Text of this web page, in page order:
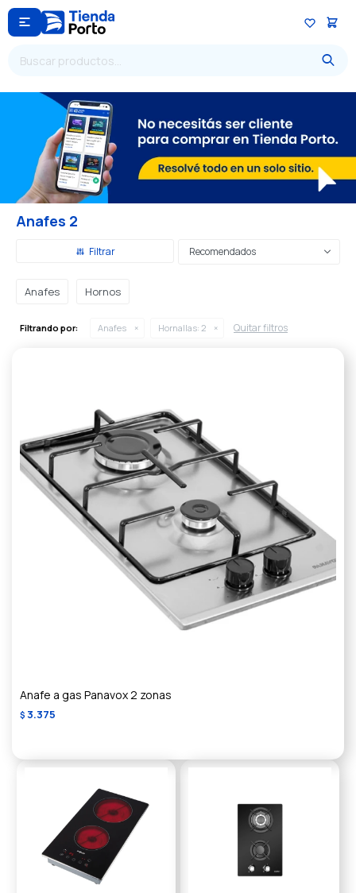

Anafes 2
Recomendados
Anafes Hornos
Filtrando por: Anafes Hornallas: 2 Quitar filtros
Anafe a gas Panavox 2 zonas
$ 3.375